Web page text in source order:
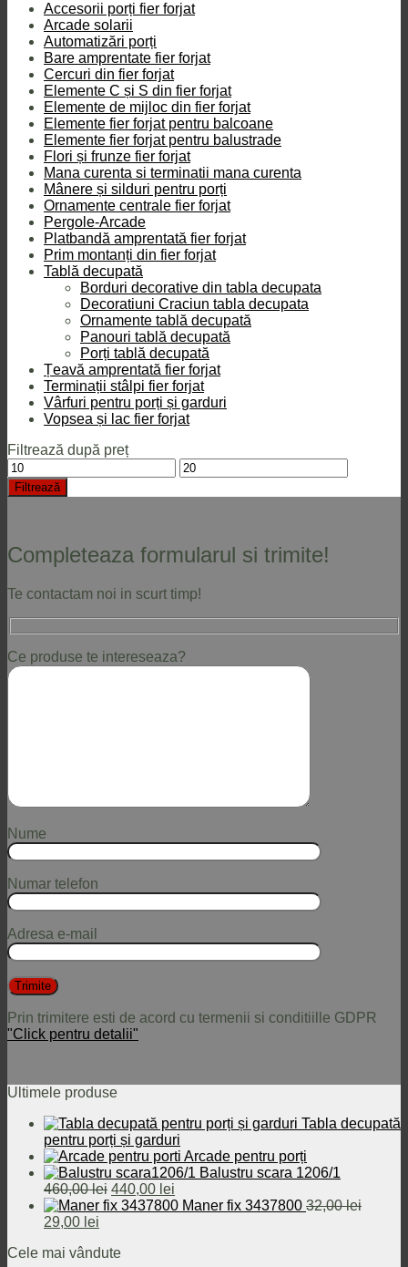
fost:
12,50 lei.
11,50 lei.
Accesorii porți fier forjat
Arcade solarii
Automatizări porți
Bare amprentate fier forjat
Cercuri din fier forjat
Elemente C și S din fier forjat
Elemente de mijloc din fier forjat
Elemente fier forjat pentru balcoane
Elemente fier forjat pentru balustrade
Flori și frunze fier forjat
Mana curenta si terminatii mana curenta
Mânere și silduri pentru porți
Ornamente centrale fier forjat
Pergole-Arcade
Platbandă amprentată fier forjat
Prim montanți din fier forjat
Tablă decupată
Borduri decorative din tabla decupata
Decoratiuni Craciun tabla decupata
Ornamente tablă decupată
Panouri tablă decupată
Porți tablă decupată
Țeavă amprentată fier forjat
Terminații stâlpi fier forjat
Vârfuri pentru porți și garduri
Vopsea și lac fier forjat
Filtrează după preț
Preț
minim
Preț
maxim
Filtrează
Completeaza formularul si trimite!
Te contactam noi in scurt timp!
Ce produse te intereseaza?
Nume
Numar telefon
Adresa e-mail
Prin trimitere esti de acord cu termenii si conditiille GDPR
"Click pentru detalii"
Ultimele produse
Tabla decupată
pentru porți și garduri
Arcade pentru porți
Balustru scara 1206/1
460,00lei Prețul
inițial
460,00 lei.
440,00 lei
curent
Maner fix 3437800 32,00lei
Prețul
a
29,00 lei
este:
Cele mai vândute